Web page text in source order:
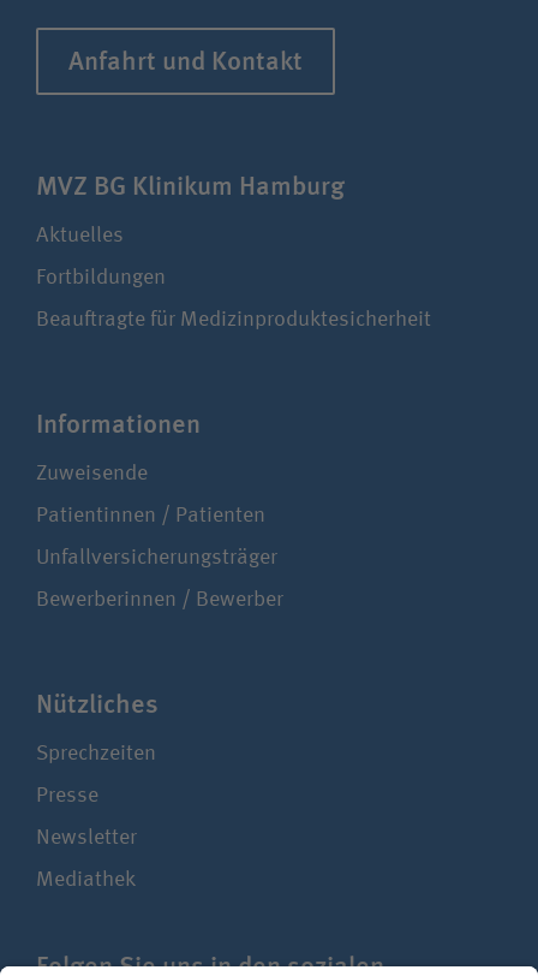
Anfahrt und Kontakt
MVZ BG Klinikum Hamburg
Aktuelles
Fortbildungen
Beauftragte für Medizinproduktesicherheit
Infor­ma­ti­onen
Zuweisende
Patientinnen / Patienten
Unfallversicherungsträger
Bewerberinnen / Bewerber
Nützliches
Sprechzeiten
Presse
Newsletter
Mediathek
Folgen Sie uns in den sozialen